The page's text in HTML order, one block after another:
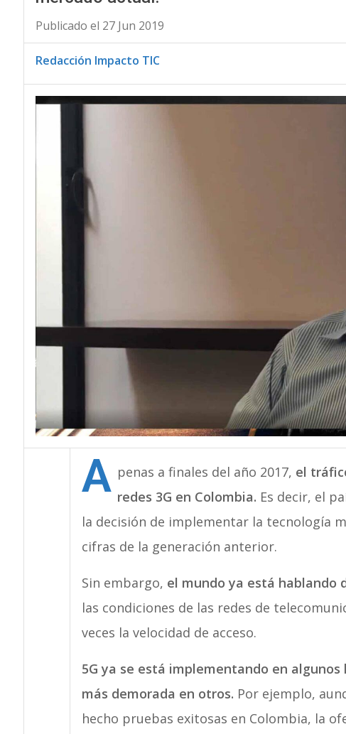
Publicado el 27 Jun 2019
Redacción Impacto TIC
A penas a finales del año 2017, el
redes 3G en Colombia. Es decir, el
la decisión de implementar la tecnología
cifras de la generación anterior.
Sin embargo, el mundo ya está hablando
las condiciones de las redes de
veces la velocidad de acceso.
5G ya se está implementando en
más demorada en otros. Por ejemplo,
hecho pruebas exitosas en Colombia, la
3